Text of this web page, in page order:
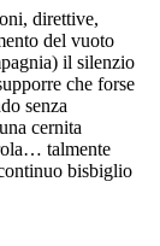
direttive,
del vuoto
il silenzio
che forse
senza
cernita
talmente
bisbiglio